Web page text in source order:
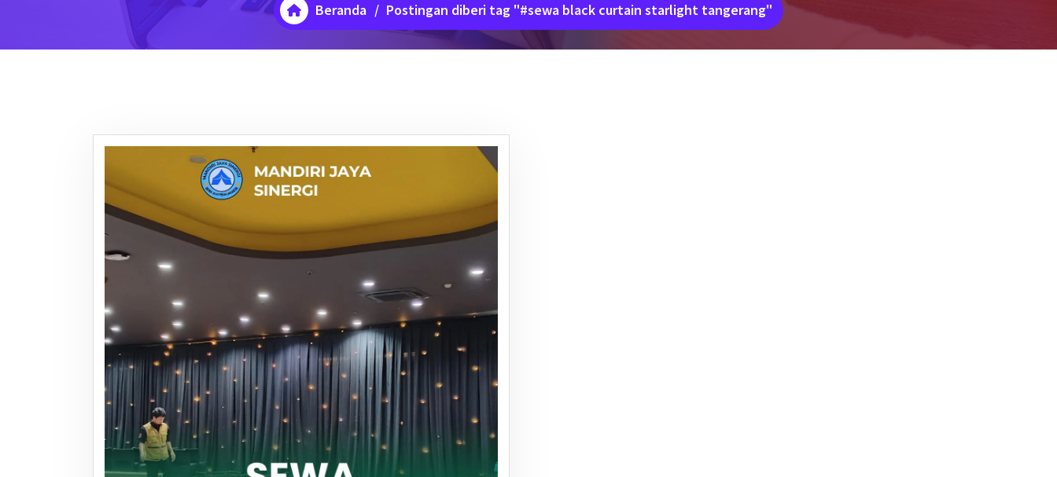
Beranda / Postingan diberi tag "#sewa black curtain starlight tangerang"